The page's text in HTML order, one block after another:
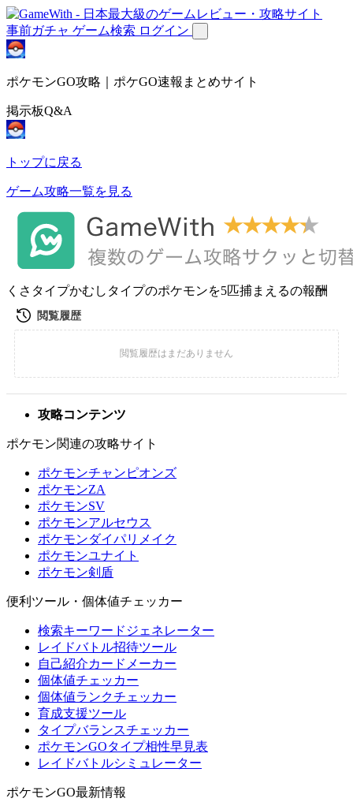
事前ガチャ ゲーム検索 ログイン
ポケモンGO攻略｜ポケGO速報まとめサイト
掲示板Q&A
トップに戻る
ゲーム攻略一覧を見る
くさタイプかむしタイプのポケモンを5匹捕まえるの報酬
攻略コンテンツ
ポケモン関連の攻略サイト
ポケモンチャンピオンズ
ポケモンZA
ポケモンSV
ポケモンアルセウス
ポケモンダイパリメイク
ポケモンユナイト
ポケモン剣盾
便利ツール・個体値チェッカー
検索キーワードジェネレーター
レイドバトル招待ツール
自己紹介カードメーカー
個体値チェッカー
個体値ランクチェッカー
育成支援ツール
タイプバランスチェッカー
ポケモンGOタイプ相性早見表
レイドバトルシミュレーター
ポケモンGO最新情報